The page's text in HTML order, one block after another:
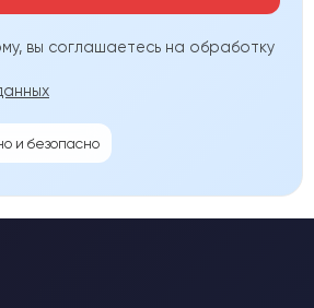
вы соглашаетесь на обработку
и безопасно